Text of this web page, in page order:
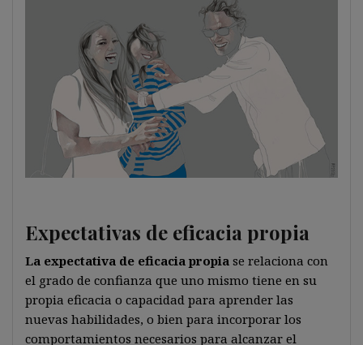
Expectativas de eficacia propia
La expectativa de eficacia propia se relaciona con
el grado de confianza que uno mismo tiene en su
propia eficacia o capacidad para aprender las
nuevas habilidades, o bien para incorporar los
comportamientos necesarios para alcanzar el